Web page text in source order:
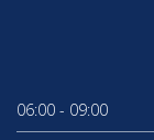
09:00 - 06:00